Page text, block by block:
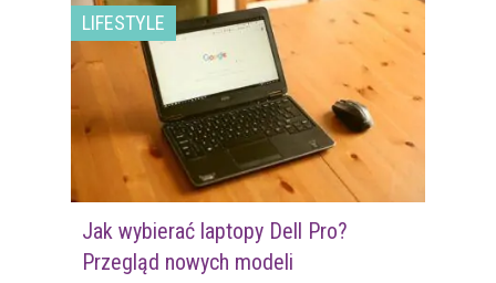
LIFESTYLE
Jak wybierać laptopy Dell Pro?
Przegląd nowych modeli